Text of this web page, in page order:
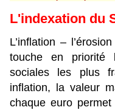
L'indexation du
L’inflation –
touche en priorité
sociales les plus
inflation, la valeur
chaque euro